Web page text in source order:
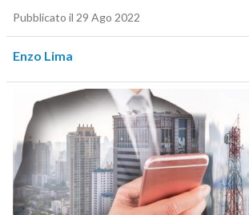
Pubblicato il 29 Ago 2022
Enzo Lima